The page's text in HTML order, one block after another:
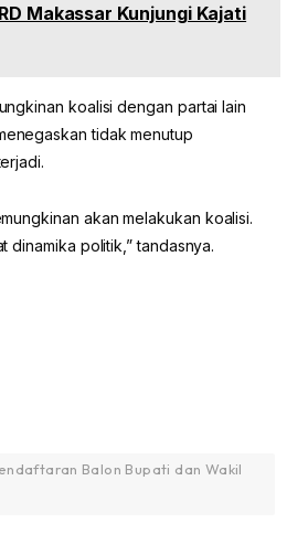
Makassar Kunjungi Kajati
koalisi dengan partai lain
tidak menutup
akan melakukan koalisi.
dinamika politik,” tandasnya.
Balon Bupati dan Wakil